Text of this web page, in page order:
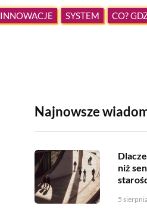
INNOWACJE SYSTEM CO?
Najnowsze
niż
5